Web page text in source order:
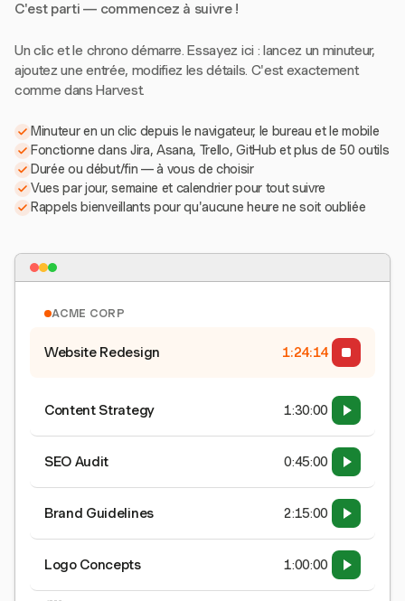
C'est parti — commencez à suivre !
Un clic et le chrono démarre. Essayez ici : lancez un minuteur,
ajoutez une entrée, modifiez les détails. C'est exactement
comme dans Harvest.
Minuteur en un clic depuis le navigateur, le bureau et le mobile
Fonctionne dans Jira, Asana, Trello, GitHub et plus de 50 outils
Durée ou début/fin — à vous de choisir
Vues par jour, semaine et calendrier pour tout suivre
Rappels bienveillants pour qu'aucune heure ne soit oubliée
ACME CORP
Website Redesign 1:24:15
Content Strategy 1:30:00
SEO Audit 0:45:00
Brand Guidelines 2:15:00
Logo Concepts 1:00:00